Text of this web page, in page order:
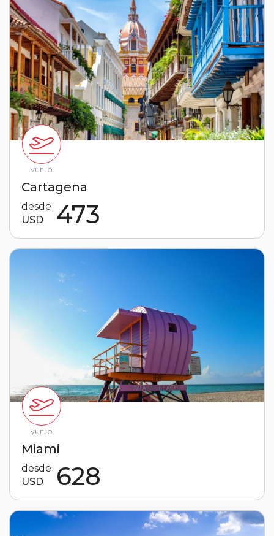
VUELO
Cartagena
desde
USD
473
VUELO
Miami
desde
USD
628